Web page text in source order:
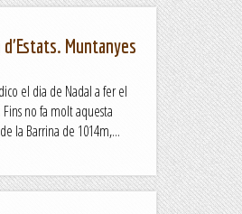
d'Estats. Muntanyes
el dia de Nadal a fer el
no fa molt aquesta
la Barrina de 1014m,...